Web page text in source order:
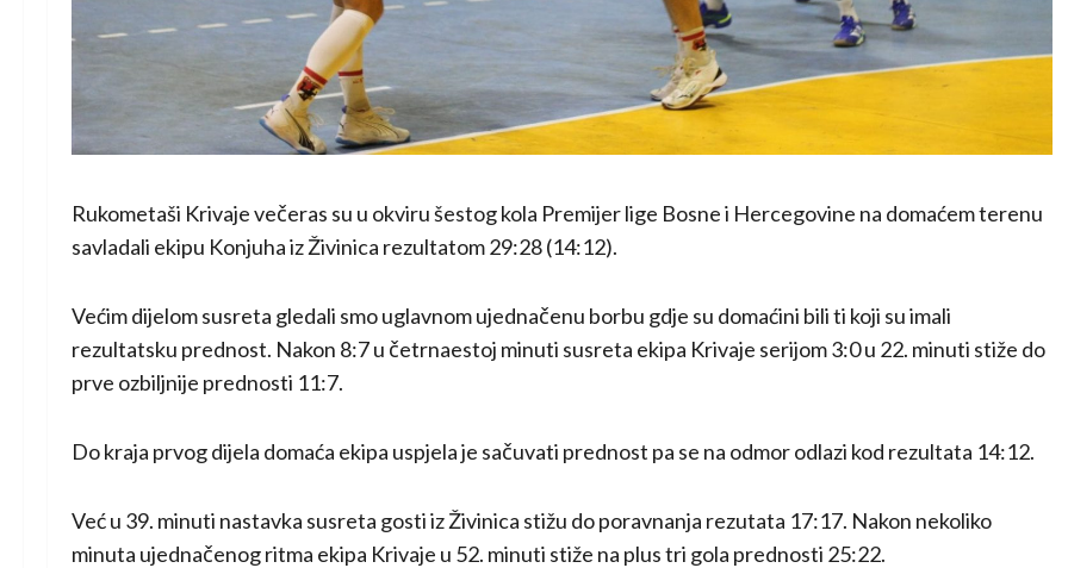
Rukometaši Krivaje večeras su u okviru šestog kola Premijer lige Bosne i Hercegovine na domaćem terenu
savladali ekipu Konjuha iz Živinica rezultatom 29:28 (14:12).
Većim dijelom susreta gledali smo uglavnom ujednačenu borbu gdje su domaćini bili ti koji su imali
rezultatsku prednost. Nakon 8:7 u četrnaestoj minuti susreta ekipa Krivaje serijom 3:0 u 22. minuti stiže do
prve ozbiljnije prednosti 11:7.
Do kraja prvog dijela domaća ekipa uspjela je sačuvati prednost pa se na odmor odlazi kod rezultata 14:12.
Već u 39. minuti nastavka susreta gosti iz Živinica stižu do poravnanja rezutata 17:17. Nakon nekoliko
minuta ujednačenog ritma ekipa Krivaje u 52. minuti stiže na plus tri gola prednosti 25:22.